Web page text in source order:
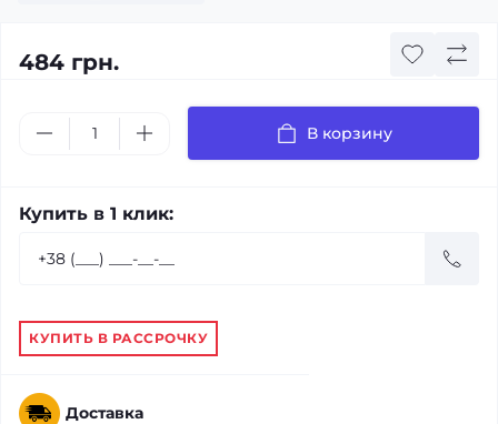
484 грн.
В корзину
Купить в 1 клик:
КУПИТЬ В РАССРОЧКУ
Доставка